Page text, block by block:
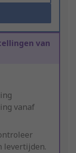
van
vanaf
levertijden.